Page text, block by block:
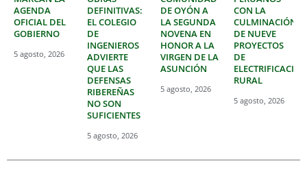
AGENDA
OFICIAL DEL
GOBIERNO
5 agosto, 2026
DEFINITIVAS:
EL COLEGIO
DE
INGENIEROS
ADVIERTE
QUE LAS
DEFENSAS
RIBEREÑAS
NO SON
SUFICIENTES
5 agosto, 2026
DE OYÓN A
LA SEGUNDA
NOVENA EN
HONOR A LA
VIRGEN DE LA
ASUNCIÓN
5 agosto, 2026
CON LA
CULMINACIÓN
DE NUEVE
PROYECTOS
DE
ELECTRIFICACIÓN
RURAL
5 agosto, 2026